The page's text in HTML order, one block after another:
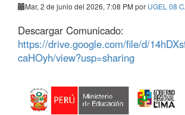
Mar, 2 de junio del 2026, 7:08 PM por UGEL 08
Descargar Comunicado:
https://drive.google.com/file/d/
caHOyh/view?usp=sharing